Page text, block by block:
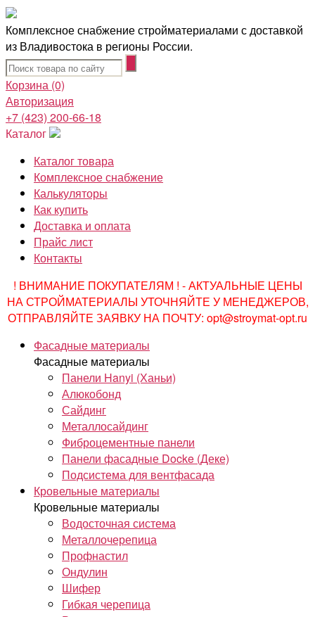
Комплексное снабжение стройматериалами с доставкой
из Владивостока в регионы России.
Корзина (0)
Авторизация
+7 (423) 200-66-18
Каталог
Каталог товара
Комплексное снабжение
Калькуляторы
Как купить
Доставка и оплата
Прайс лист
Контакты
! ВНИМАНИЕ ПОКУПАТЕЛЯМ ! - АКТУАЛЬНЫЕ ЦЕНЫ
НА СТРОЙМАТЕРИАЛЫ УТОЧНЯЙТЕ У МЕНЕДЖЕРОВ,
ОТПРАВЛЯЙТЕ ЗАЯВКУ НА ПОЧТУ: opt@stroymat-opt.ru
Фасадные материалы
Фасадные материалы
Панели Hanyi (Ханьи)
Алюкобонд
Сайдинг
Металлосайдинг
Фиброцементные панели
Панели фасадные Docke (Деке)
Подсистема для вентфасада
Кровельные материалы
Кровельные материалы
Водосточная система
Металлочерепица
Профнастил
Ондулин
Шифер
Гибкая черепица